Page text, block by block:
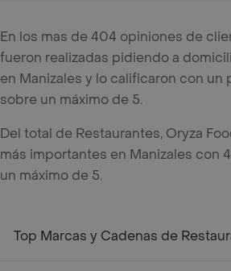
En los mas de 404 opiniones de
fueron realizadas pidiendo a
en Manizales y lo calificaron con un
sobre un máximo de 5.
Del total de Restaurantes, Oryza
más importantes en Manizales con
un máximo de 5.
Top Marcas y Cadenas de